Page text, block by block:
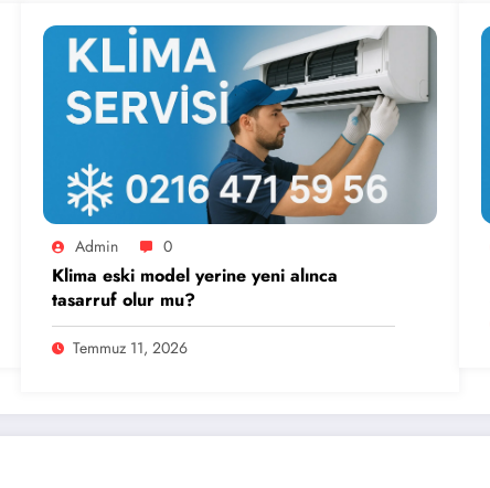
Admin 0
Klima eski model yerine yeni alınca
tasarruf olur mu?
Temmuz 11, 2026